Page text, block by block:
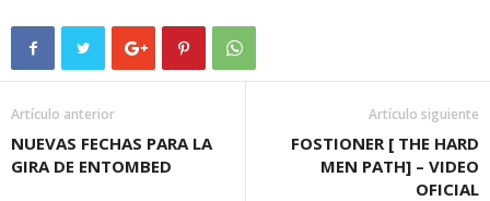
Artículo anterior
NUEVAS FECHAS PARA LA
GIRA DE ENTOMBED
Artículo siguiente
FOSTIONER [ THE HARD
MEN PATH] – VIDEO
OFICIAL